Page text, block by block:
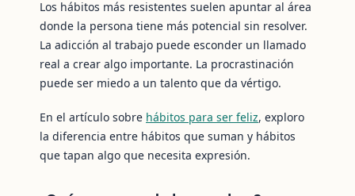
Los hábitos más resistentes suelen apuntar al área
donde la persona tiene más potencial sin resolver.
La adicción al trabajo puede esconder un llamado
real a crear algo importante. La procrastinación
puede ser miedo a un talento que da vértigo.
En el artículo sobre hábitos para ser feliz, exploro
la diferencia entre hábitos que suman y hábitos
que tapan algo que necesita expresión.